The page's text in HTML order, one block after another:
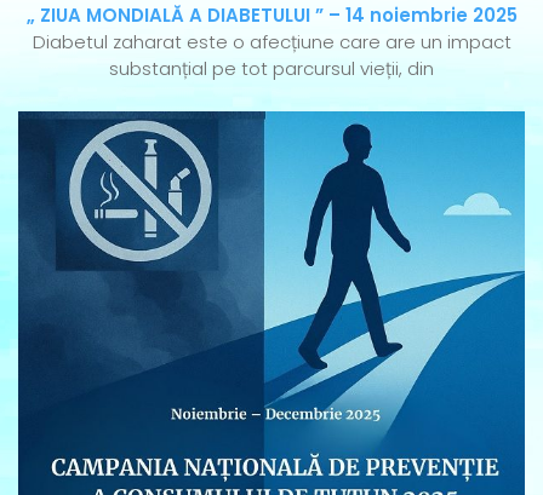
„ ZIUA MONDIALĂ A DIABETULUI ” – 14 noiembrie 2025
Diabetul zaharat este o afecțiune care are un impact
substanțial pe tot parcursul vieții, din